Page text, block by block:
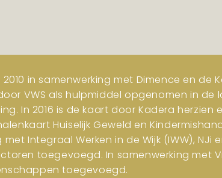
in samenwerking met Dimence en de
VWS als hulpmiddel opgenomen in
In 2016 is de kaart door Kadera
Huiselijk Geweld en
met Integraal Werken in de Wijk (IWW),
toegevoegd. In samenwerking met
toegevoegd.